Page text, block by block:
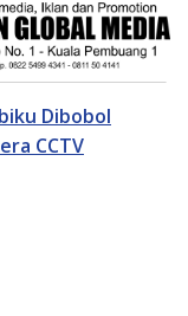
Dibobol
CCTV